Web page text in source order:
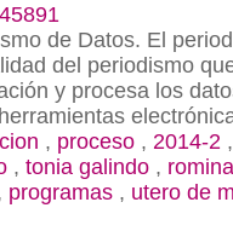
de Datos. El
del periodismo
y procesa los
, proceso , 2014-2
, tonia galindo ,
programas , utero de